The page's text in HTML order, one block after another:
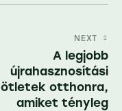
NEXT
A legjobb
újrahasznosítási
ötletek otthonra,
amiket tényleg